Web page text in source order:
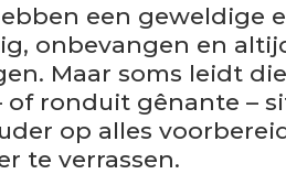
een geweldige
onbevangen en
Maar soms leidt
of ronduit gênante –
op alles
te verrassen.